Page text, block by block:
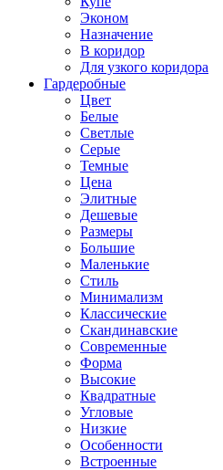
Эконом
Назначение
В коридор
Для узкого коридора
Гардеробные
Цвет
Белые
Светлые
Серые
Темные
Цена
Элитные
Дешевые
Размеры
Большие
Маленькие
Стиль
Минимализм
Классические
Скандинавские
Современные
Форма
Высокие
Квадратные
Угловые
Низкие
Особенности
Встроенные